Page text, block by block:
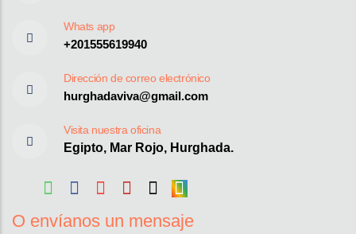
Whats app
+201555619940
Dirección de correo electrónico
hurghadaviva@gmail.com
Visita nuestra oficina
Egipto, Mar Rojo, Hurghada.
O envíanos un mensaje